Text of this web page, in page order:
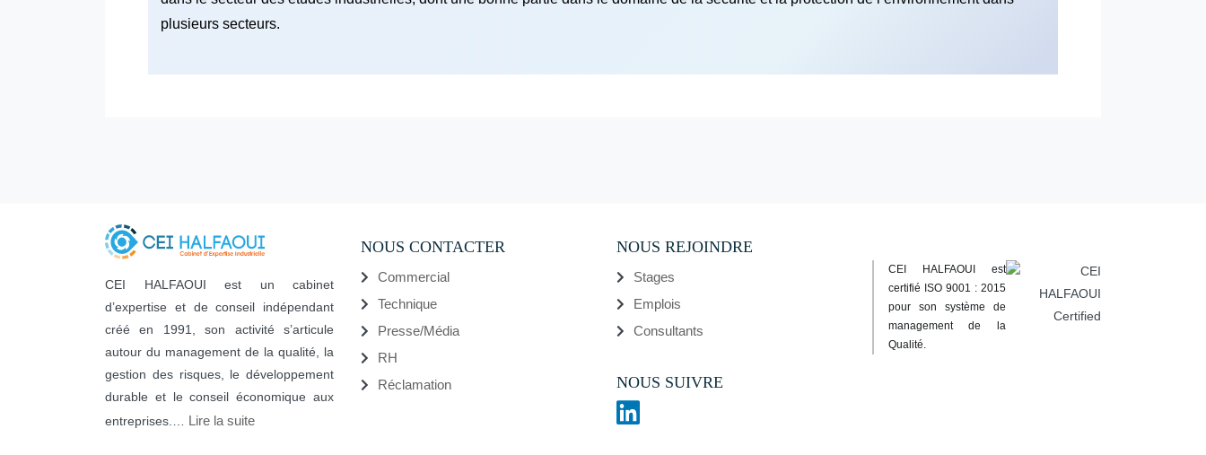
plusieurs secteurs.
CEI HALFAOUI est un cabinet
d’expertise et de conseil indépendant
créé en 1991, son activité s’articule
autour du management de la qualité, la
gestion des risques, le développement
durable et le conseil économique aux
entreprises.… Lire la suite
NOUS CONTACTER
Commercial
Technique
Presse/Média
RH
Réclamation
NOUS REJOINDRE
Stages
Emplois
Consultants
NOUS SUIVRE
CEI HALFAOUI est
certifié ISO 9001 : 2015
pour son système de
management de la
Qualité.